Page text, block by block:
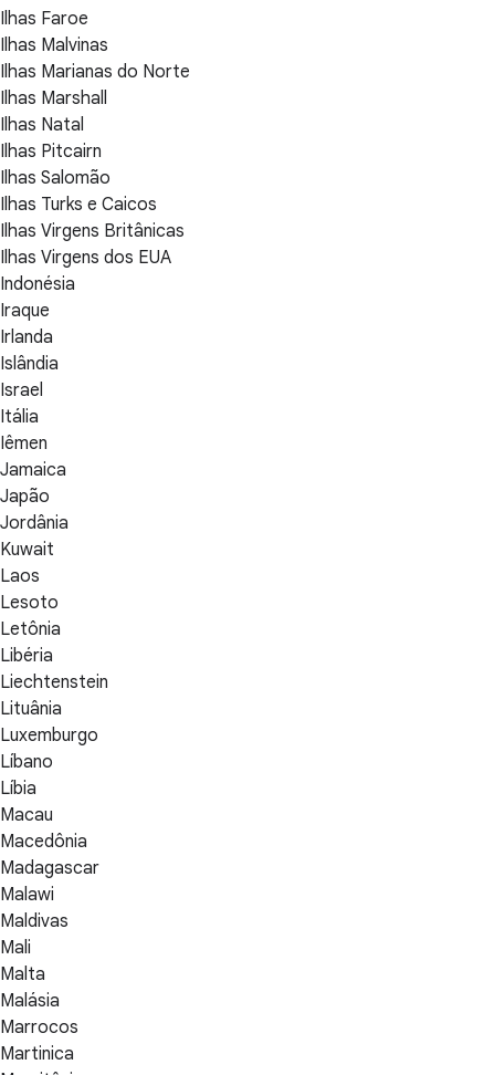
Ilhas Faroe
Ilhas Malvinas
Ilhas Marianas do Norte
Ilhas Marshall
Ilhas Natal
Ilhas Pitcairn
Ilhas Salomão
Ilhas Turks e Caicos
Ilhas Virgens Britânicas
Ilhas Virgens dos EUA
Indonésia
Iraque
Irlanda
Islândia
Israel
Itália
Iêmen
Jamaica
Japão
Jordânia
Kuwait
Laos
Lesoto
Letônia
Libéria
Liechtenstein
Lituânia
Luxemburgo
Líbano
Líbia
Macau
Macedônia
Madagascar
Malawi
Maldivas
Mali
Malta
Malásia
Marrocos
Martinica